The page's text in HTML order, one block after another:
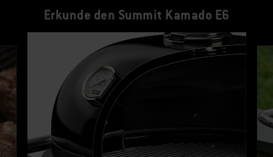
Erkunde den Summit Kamado E6
Dies ist ein Bannerkarussell für die Produktliste. Verwende die Tasten